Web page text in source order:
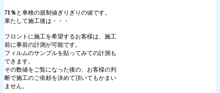
71％ と車検の規制値ぎりぎりの値です。
果たして施工後は・・・
フロントに施工を希望するお客様は、施工
前に事前の計測が可能です。
フィルムのサンプルを貼ってみての計測も
できます。
その数値をご覧になった後の、お客様の判
断で施工のご依頼を決めて頂いてもかまい
ません。